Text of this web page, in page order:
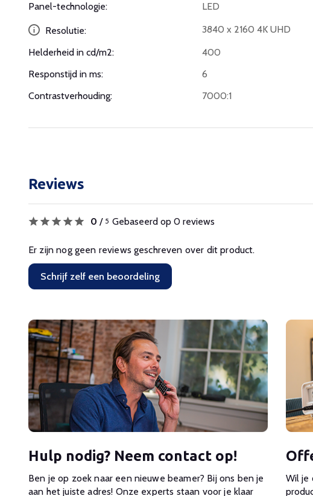
Panel-technologie:
LED
Resolutie:
3840 x 2160 4K UHD
Helderheid in cd/m2:
400
Responstijd in ms:
6
Contrastverhouding:
7000:1
Reviews
0 / 5 Gebaseerd op 0 reviews
Er zijn nog geen reviews geschreven over dit product.
Schrijf zelf een beoordeling
Hulp nodig? Neem contact op!
Ben je op zoek naar een nieuwe beamer? Bij ons ben je
aan het juiste adres! Onze experts staan voor je klaar
Wil je